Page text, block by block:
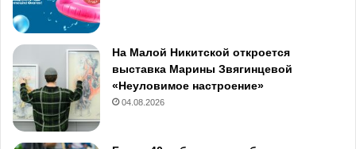
На Малой Никитской откроется
выставка Марины Звягинцевой
«Неуловимое настроение»
04.08.2026